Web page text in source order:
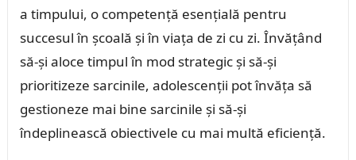
a timpului, o competență esențială pentru
succesul în școală și în viața de zi cu zi. Învățând
să-și aloce timpul în mod strategic și să-și
prioritizeze sarcinile, adolescenții pot învăța să
gestioneze mai bine sarcinile și să-și
îndeplinească obiectivele cu mai multă eficiență.